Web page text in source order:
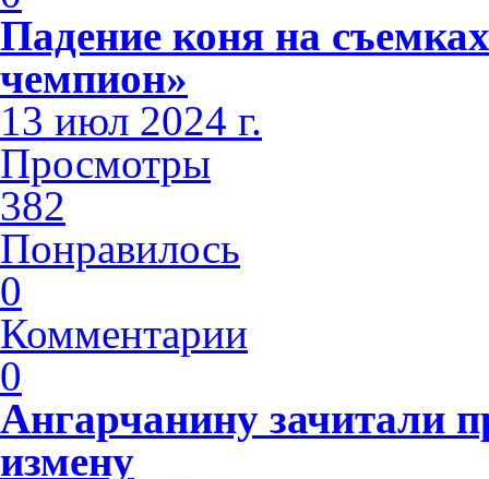
Падение коня на
чемпион»
13 июл 2024 г.
Просмотры
382
Понравилось
0
Комментарии
0
Ангарчанину зачитали
измену